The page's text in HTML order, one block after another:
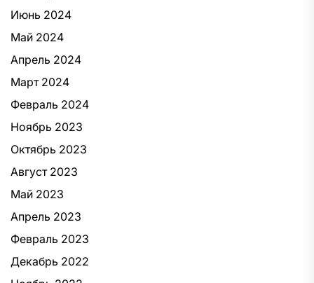
Июнь 2024
Май 2024
Апрель 2024
Март 2024
Февраль 2024
Ноябрь 2023
Октябрь 2023
Август 2023
Май 2023
Апрель 2023
Февраль 2023
Декабрь 2022